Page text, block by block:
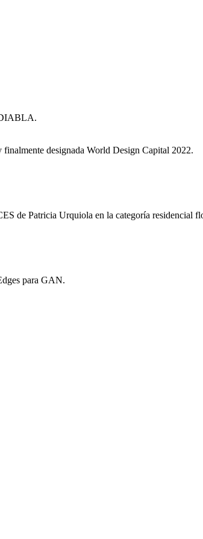
designada World Design Capital 2022.
de Patricia Urquiola en la categoría residencial
para GAN.